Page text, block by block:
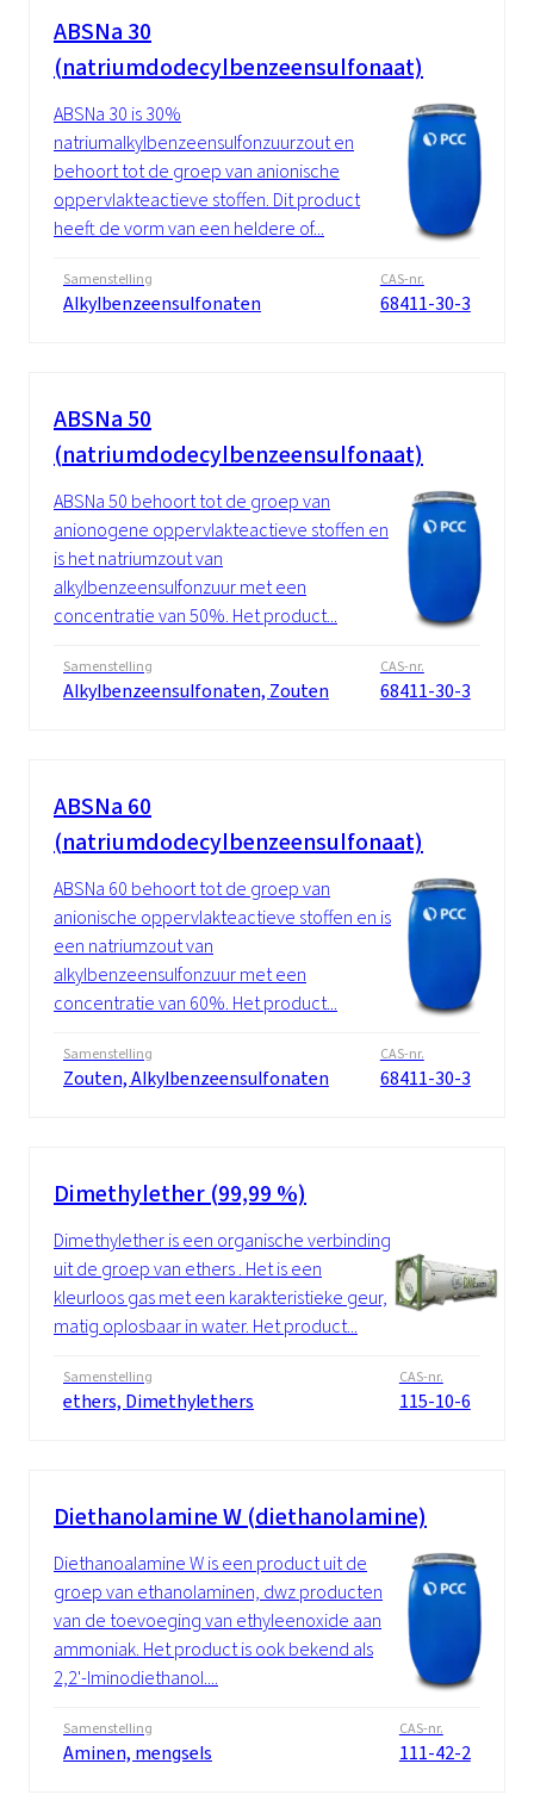
ABSNa 30
(natriumdodecylbenzeensulfonaat)
ABSNa 30 is 30%
natriumalkylbenzeensulfonzuurzout en
behoort tot de groep van anionische
oppervlakteactieve stoffen. Dit product
heeft de vorm van een heldere of...
Samenstelling
Alkylbenzeensulfonaten
CAS-nr.
68411-30-3
ABSNa 50
(natriumdodecylbenzeensulfonaat)
ABSNa 50 behoort tot de groep van
anionogene oppervlakteactieve stoffen en
is het natriumzout van
alkylbenzeensulfonzuur met een
concentratie van 50%. Het product...
Samenstelling
Alkylbenzeensulfonaten, Zouten
CAS-nr.
68411-30-3
ABSNa 60
(natriumdodecylbenzeensulfonaat)
ABSNa 60 behoort tot de groep van
anionische oppervlakteactieve stoffen en is
een natriumzout van
alkylbenzeensulfonzuur met een
concentratie van 60%. Het product...
Samenstelling
Zouten, Alkylbenzeensulfonaten
CAS-nr.
68411-30-3
Dimethylether (99,99 %)
Dimethylether is een organische verbinding
uit de groep van ethers . Het is een
kleurloos gas met een karakteristieke geur,
matig oplosbaar in water. Het product...
Samenstelling
ethers, Dimethylethers
CAS-nr.
115-10-6
Diethanolamine W (diethanolamine)
Diethanoalamine W is een product uit de
groep van ethanolaminen, dwz producten
van de toevoeging van ethyleenoxide aan
ammoniak. Het product is ook bekend als
2,2'-Iminodiethanol....
Samenstelling
Aminen, mengsels
CAS-nr.
111-42-2